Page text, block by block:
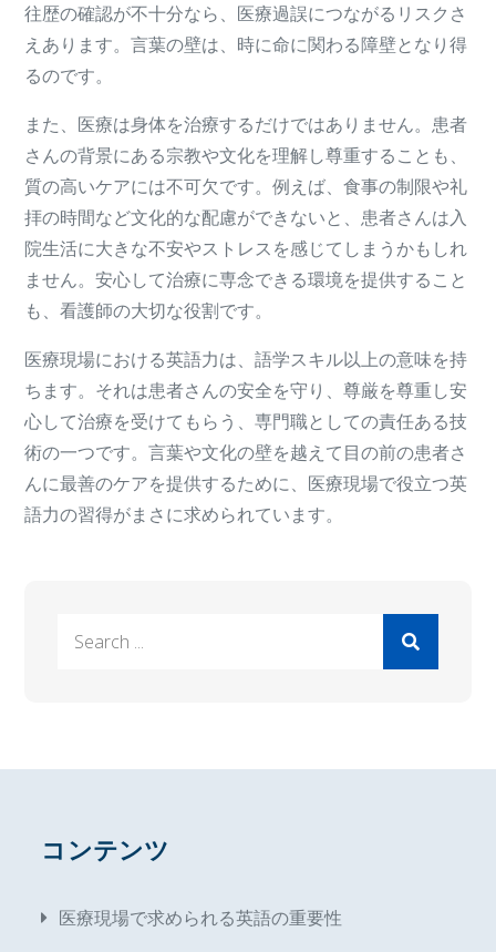
往歴の確認が不十分なら、医療過誤につながるリスクさ
えあります。言葉の壁は、時に命に関わる障壁となり得
るのです。
また、医療は身体を治療するだけではありません。患者
さんの背景にある宗教や文化を理解し尊重することも、
質の高いケアには不可欠です。例えば、食事の制限や礼
拝の時間など文化的な配慮ができないと、患者さんは入
院生活に大きな不安やストレスを感じてしまうかもしれ
ません。安心して治療に専念できる環境を提供すること
も、看護師の大切な役割です。
医療現場における英語力は、語学スキル以上の意味を持
ちます。それは患者さんの安全を守り、尊厳を尊重し安
心して治療を受けてもらう、専門職としての責任ある技
術の一つです。言葉や文化の壁を越えて目の前の患者さ
んに最善のケアを提供するために、医療現場で役立つ英
語力の習得がまさに求められています。
コンテンツ
医療現場で求められる英語の重要性